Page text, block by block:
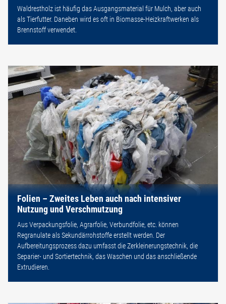
Waldrestholz ist häufig das Ausgangsmaterial für Mulch, aber auch
als Tierfutter. Daneben wird es oft in Biomasse-Heizkraftwerken als
Brennstoff verwendet.
Folien – Zweites Leben auch nach intensiver
Nutzung und Verschmutzung
Aus Verpackungsfolie, Agrarfolie, Verbundfolie, etc. können
Regranulate als Sekundärrohstoffe erstellt werden. Der
Aufbereitungsprozess dazu umfasst die Zerkleinerungstechnik, die
Separier- und Sortiertechnik, das Waschen und das anschließende
Extrudieren.